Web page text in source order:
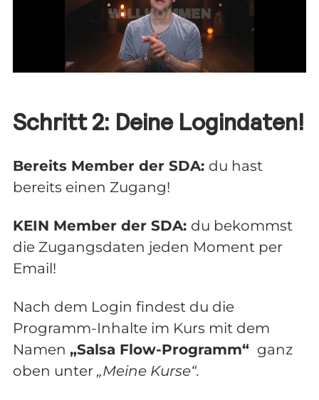
Schritt 2: Deine Logindaten!
Bereits Member der SDA: du hast
bereits einen Zugang!
KEIN Member der SDA: du bekommst
die Zugangsdaten jeden Moment per
Email!
Nach dem Login findest du die
Programm-Inhalte im Kurs mit dem
Namen „Salsa Flow-Programm“ ganz
oben unter „Meine Kurse“.